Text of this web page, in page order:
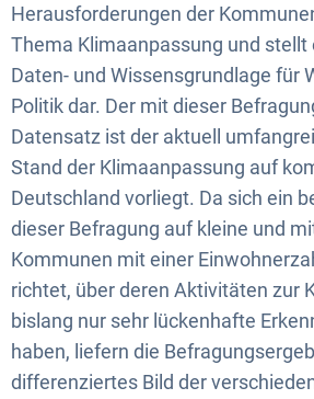
Herausforderungen der
Thema Klimaanpassung und stellt
Daten- und Wissensgrundlage für
Politik dar. Der mit dieser
Datensatz ist der aktuell
Stand der Klimaanpassung auf
Deutschland vorliegt. Da sich ein
dieser Befragung auf kleine und
Kommunen mit einer
richtet, über deren Aktivitäten zur
bislang nur sehr lückenhafte
haben, liefern die
differenziertes Bild der